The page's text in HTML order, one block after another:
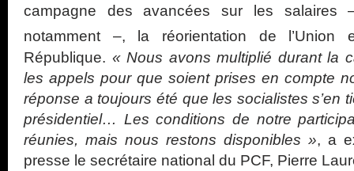
campagne des avancées sur les
notamment –, la réorientation de l’Union
République. « Nous avons multiplié durant la
les appels pour que soient prises en compte
réponse a toujours été que les socialistes s’en
présidentiel… Les conditions de notre
réunies, mais nous restons disponibles », a
presse le secrétaire national du PCF, Pierre